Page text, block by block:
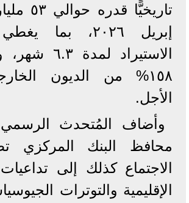
تاريخيًّا
إبريل ٢٠٢٦، بما
الاستيراد
١٥٨% من الديون
الأجل.
وأضاف المُتحدث
محافظ البنك المركزي
الاجتماع كذلك إلى
الإقليمية والتوترات